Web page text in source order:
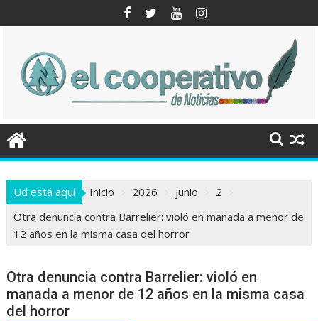
al
Ud está aquí Inicio 2026 junio
2
Otra denuncia contra Barrelier: violó en manada a menor de
12 años en la misma casa del horror
Otra denuncia contra Barrelier: violó en
manada a menor de 12 años en la misma casa
del horror